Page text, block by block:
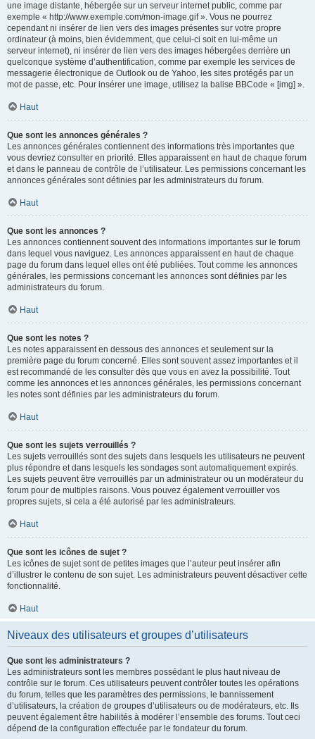
une image distante, hébergée sur un serveur internet public, comme par
exemple « http://www.exemple.com/mon-image.gif ». Vous ne pourrez
cependant ni insérer de lien vers des images présentes sur votre propre
ordinateur (à moins, bien évidemment, que celui-ci soit en lui-même un
serveur internet), ni insérer de lien vers des images hébergées derrière un
quelconque système d’authentification, comme par exemple les services de
messagerie électronique de Outlook ou de Yahoo, les sites protégés par un
mot de passe, etc. Pour insérer une image, utilisez la balise BBCode « [img] ».
Haut
Que sont les annonces générales ?
Les annonces générales contiennent des informations très importantes que
vous devriez consulter en priorité. Elles apparaissent en haut de chaque forum
et dans le panneau de contrôle de l’utilisateur. Les permissions concernant les
annonces générales sont définies par les administrateurs du forum.
Haut
Que sont les annonces ?
Les annonces contiennent souvent des informations importantes sur le forum
dans lequel vous naviguez. Les annonces apparaissent en haut de chaque
page du forum dans lequel elles ont été publiées. Tout comme les annonces
générales, les permissions concernant les annonces sont définies par les
administrateurs du forum.
Haut
Que sont les notes ?
Les notes apparaissent en dessous des annonces et seulement sur la
première page du forum concerné. Elles sont souvent assez importantes et il
est recommandé de les consulter dès que vous en avez la possibilité. Tout
comme les annonces et les annonces générales, les permissions concernant
les notes sont définies par les administrateurs du forum.
Haut
Que sont les sujets verrouillés ?
Les sujets verrouillés sont des sujets dans lesquels les utilisateurs ne peuvent
plus répondre et dans lesquels les sondages sont automatiquement expirés.
Les sujets peuvent être verrouillés par un administrateur ou un modérateur du
forum pour de multiples raisons. Vous pouvez également verrouiller vos
propres sujets, si cela a été autorisé par les administrateurs.
Haut
Que sont les icônes de sujet ?
Les icônes de sujet sont de petites images que l’auteur peut insérer afin
d’illustrer le contenu de son sujet. Les administrateurs peuvent désactiver cette
fonctionnalité.
Haut
Niveaux des utilisateurs et groupes d’utilisateurs
Que sont les administrateurs ?
Les administrateurs sont les membres possédant le plus haut niveau de
contrôle sur le forum. Ces utilisateurs peuvent contrôler toutes les opérations
du forum, telles que les paramètres des permissions, le bannissement
d’utilisateurs, la création de groupes d’utilisateurs ou de modérateurs, etc. Ils
peuvent également être habilités à modérer l’ensemble des forums. Tout ceci
dépend de la configuration effectuée par le fondateur du forum.